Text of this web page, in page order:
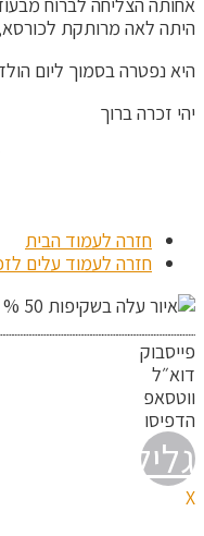
היתה לאה מרותקת
היא נפטרה בסמוך ליום
יהי זכרה ברוך
חזרה לעמוד הבית
חזרה לעמוד עלים
פייסבוק
דוא״ל
ווטסאפ
הדפיסו
גלילה
לראש
X